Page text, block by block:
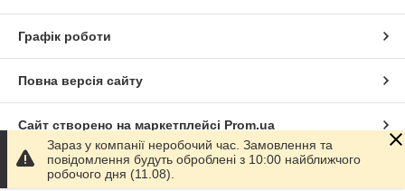
Графік роботи
Повна версія сайту
Сайт створено на маркетплейсі Prom.ua
Політика конфіденційності
Зараз у компанії неробочий час. Замовлення та
повідомлення будуть оброблені з 10:00 найближчого
робочого дня (11.08).